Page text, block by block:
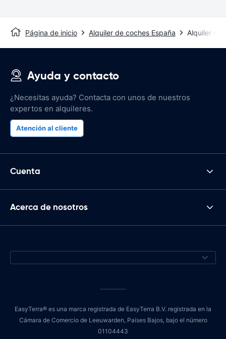
Página de inicio Alquiler de coches España Alquiler de
Ayuda y contacto
¿Necesitas ayuda? Contacta con unos de nuestros
expertos en alquileres.
Atención al cliente
Cuenta
Acerca de nosotros
EasyTerra® es una marca registrada de EasyTerra B.V. registrada en la
Cámara de Comercio de Leeuwarden, Países Bajos, bajo el número
01104443